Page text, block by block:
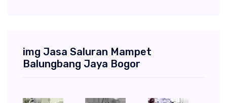
img Jasa Saluran Mampet
Balungbang Jaya Bogor